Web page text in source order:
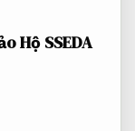
Hộ SSEDA